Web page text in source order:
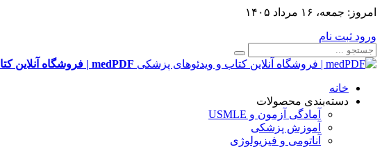
امروز: جمعه، ۱۶ مرداد ۱۴۰۵
ورود ثبت نام
medPDF | فروشگاه آنلاین کتاب و ویدئوهای پزشکی
خانه
دسته‌بندی محصولات
آمادگی آزمون و USMLE
آموزش پزشکی
آناتومی و فیزیولوژی